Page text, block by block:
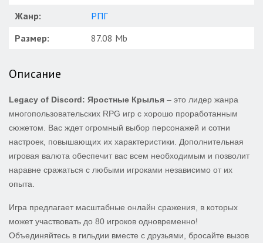
Жанр:
РПГ
Размер:
87.08 Mb
Описание
Legacy of Discord: Яростные Крылья – это лидер жанра
многопользовательских RPG игр с хорошо проработанным
сюжетом. Вас ждет огромный выбор персонажей и сотни
настроек, повышающих их характеристики. Дополнительная
игровая валюта обеспечит вас всем необходимым и позволит
наравне сражаться с любыми игроками независимо от их
опыта.
Игра предлагает масштабные онлайн сражения, в которых
может участвовать до 80 игроков одновременно!
Объединяйтесь в гильдии вместе с друзьями, бросайте вызов